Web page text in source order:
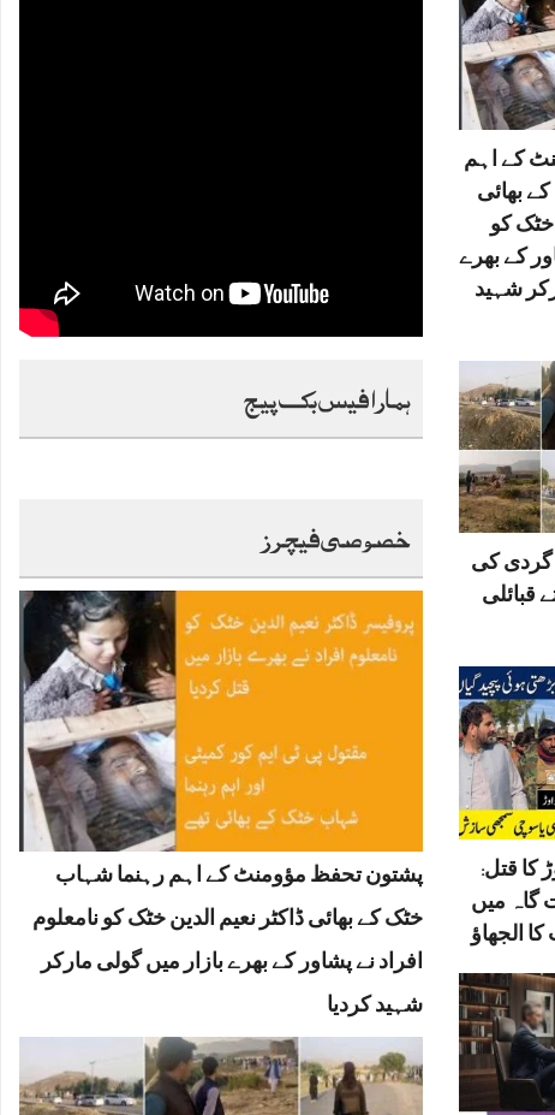
کے اہم
بھائی
خٹک کو
کے بھرے
شہید
کی
قبائلی
کا قتل:
گاہ میں
الجھاؤ
ہمارا فیس بک پیج
خصوصی فیچرز
پشتون تحفظ مؤومنٹ کے اہم رہنما شہاب
خٹک کے بھائی ڈاکٹر نعیم الدین خٹک کو نامعلوم
افراد نے پشاور کے بھرے بازار میں گولی مارکر
شہید کردیا